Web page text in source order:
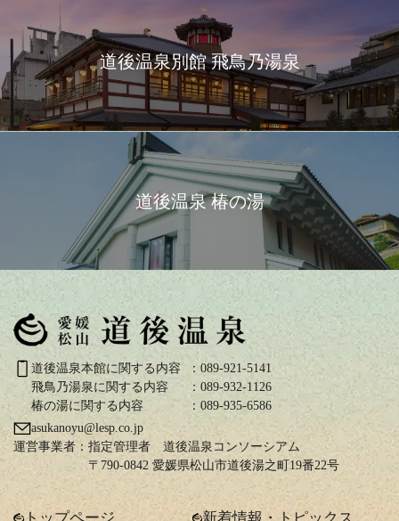
道後温泉別館 飛鳥乃湯泉
道後温泉 椿の湯
道後温泉本館に関する内容
：089-921-5141
飛鳥乃湯泉に関する内容
：089-932-1126
椿の湯に関する内容
：089-935-6586
asukanoyu@lesp.co.jp
運営事業者：指定管理者 道後温泉コンソーシアム
〒790-0842 愛媛県松山市道後湯之町19番22号